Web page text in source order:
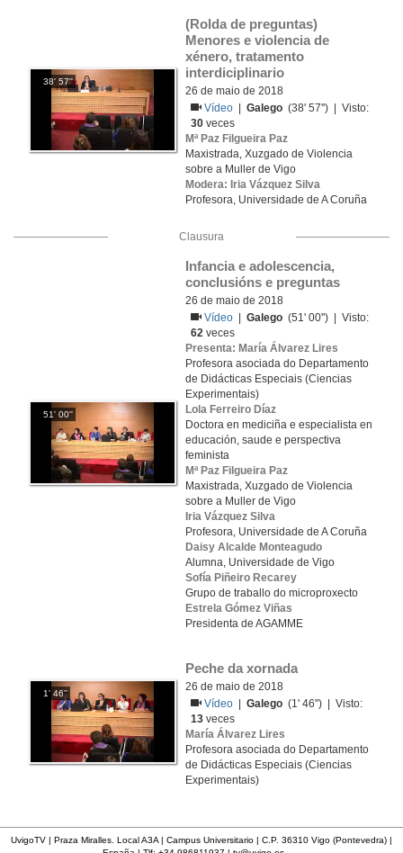
38' 57''
(Rolda de preguntas)
Menores e violencia de
xénero, tratamento
interdiciplinario
26 de maio de 2018
Vídeo
|Galego (38' 57'') | Visto:
30 veces
Mª Paz Filgueira Paz
Maxistrada, Xuzgado de Violencia
sobre a Muller de Vigo
Modera: Iria Vázquez Silva
Profesora, Universidade de A Coruña
Clausura
51' 00''
Infancia e adolescencia,
conclusións e preguntas
26 de maio de 2018
Vídeo
|Galego (51' 00'') | Visto:
62 veces
Presenta: María Álvarez Lires
Profesora asociada do Departamento
de Didácticas Especiais (Ciencias
Experimentais)
Lola Ferreiro Díaz
Doctora en mediciña e especialista en
educación, saude e perspectiva
feminista
Mª Paz Filgueira Paz
Maxistrada, Xuzgado de Violencia
sobre a Muller de Vigo
Iria Vázquez Silva
Profesora, Universidade de A Coruña
Daisy Alcalde Monteagudo
Alumna, Universidade de Vigo
Sofía Piñeiro Recarey
Grupo de traballo do microproxecto
Estrela Gómez Viñas
Presidenta de AGAMME
1' 46''
Peche da xornada
26 de maio de 2018
Vídeo
|Galego (1' 46'') | Visto:
13 veces
María Álvarez Lires
Profesora asociada do Departamento
de Didácticas Especiais (Ciencias
Experimentais)
UvigoTV | Praza Miralles. Local A3A | Campus Universitario | C.P. 36310 Vigo (Pontevedra) |